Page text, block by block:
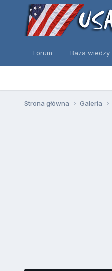
Forum Baza wiedzy
Strona główna Galeria